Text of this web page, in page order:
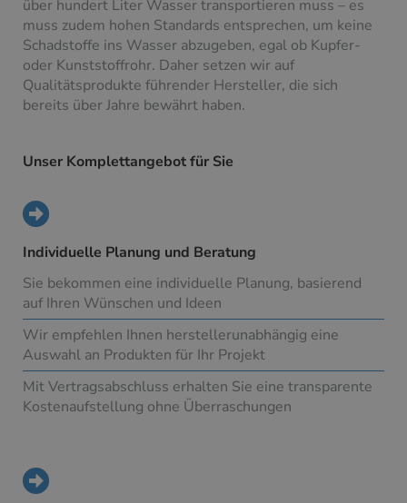
über hundert Liter Wasser transportieren muss – es
muss zudem hohen Standards entsprechen, um keine
Schadstoffe ins Wasser abzugeben, egal ob Kupfer-
oder Kunststoffrohr. Daher setzen wir auf
Qualitätsprodukte führender Hersteller, die sich
bereits über Jahre bewährt haben.
Unser Komplettangebot für Sie
Individuelle Planung und Beratung
Sie bekommen eine individuelle Planung, basierend
auf Ihren Wünschen und Ideen
Wir empfehlen Ihnen herstellerunabhängig eine
Auswahl an Produkten für Ihr Projekt
Mit Vertragsabschluss erhalten Sie eine transparente
Kostenaufstellung ohne Überraschungen